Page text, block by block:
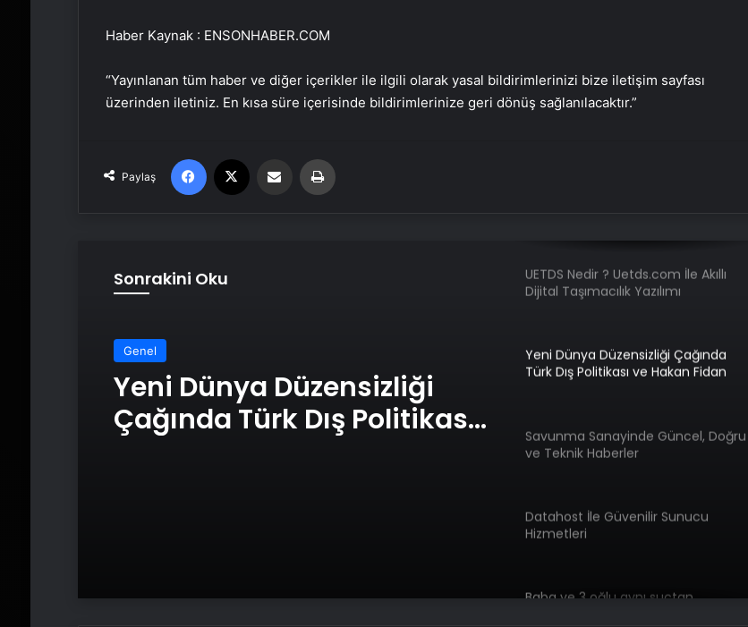
Haber Kaynak : ENSONHABER.COM
“Yayınlanan tüm haber ve diğer içerikler ile ilgili olarak yasal bildirimlerinizi bize iletişim sayfası
üzerinden iletiniz. En kısa süre içerisinde bildirimlerinize geri dönüş sağlanılacaktır.”
Paylaş
Facebook Email'den paylaş
Sonrakini Oku
Genel
Yeni Dünya Düzensizliği
Çağında Türk Dış Politikası
Emekli Tümgeneral Büyükışık’ın
UETDS Nedir ? Uetds.com İle Akıllı
Dijital Taşımacılık Yazılımı
Yeni Dünya Düzensizliği Çağında
Türk Dış Politikası ve Hakan Fidan
Savunma Sanayinde Güncel, Doğru
ve Teknik Haberler
Datahost İle Güvenilir Sunucu
Hizmetleri
Baba ve 3 oğlu aynı suçtan